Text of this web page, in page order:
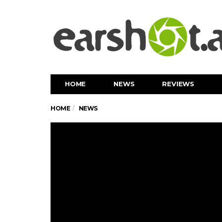
HOME NEWS REVIEWS
HOME NEWS